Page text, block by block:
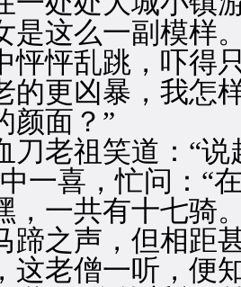
是这么一副模样
怦乱跳，吓得只
的更凶暴，我怎
颜面？”
老祖笑道：“说
一喜，忙问：“
，一共有十七骑
蹄之声，但相距
这老僧一听，便